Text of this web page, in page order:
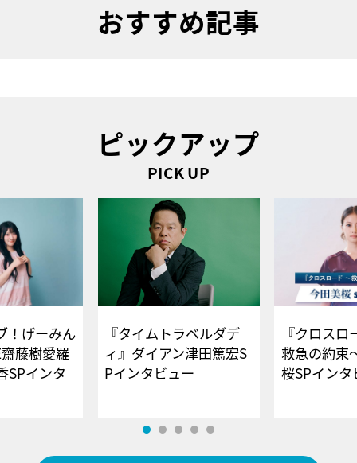
おすすめ記事
ピックアップ
PICK UP
！げーみん
藤樹愛羅
SPインタ
『タイムトラベルダデ
ィ』ダイアン津田篤宏S
Pインタビュー
『クロス
救急の約束
桜SPイ